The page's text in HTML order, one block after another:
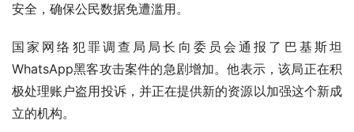
安全，确保公民数据免遭滥用。
国家网络犯罪调查局局长向委员会通报了巴基斯坦
WhatsApp黑客攻击案件的急剧增加。他表示，该局正在积
极处理账户盗用投诉，并正在提供新的资源以加强这个新成
立的机构。